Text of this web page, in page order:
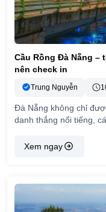
Cầu Rồng Đà Nẵng
nên check in
Trung Nguyễn
Đà Nẵng không chỉ
danh thắng nổi tiếng,
Xem ngay